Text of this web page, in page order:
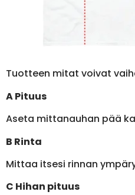
Tuotteen mitat voivat
A Pituus
Aseta mittanauhan pää
B Rinta
Mittaa itsesi rinnan
C Hihan pituus